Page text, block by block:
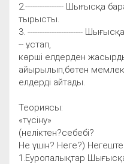
2.---------------- Шығысқа
тырысты.
3. -----------------------
-- ұстап,
көрші елдерден
айырылып,бөтен
елдерді айтады.
Теориясы:
«түсіну»
(неліктен?себебі?
Не үшін? Неге?)
1.Еуропалықтар